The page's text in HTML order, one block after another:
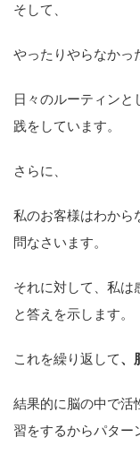
そして、
やったりやらなかっ
日々のルーティン
践をしています。
さらに、
私のお客様はわから
問なさいます。
それに対して、私は
と答えを示します。
これを繰り返して、
結果的に脳の中で活
習をするからパター